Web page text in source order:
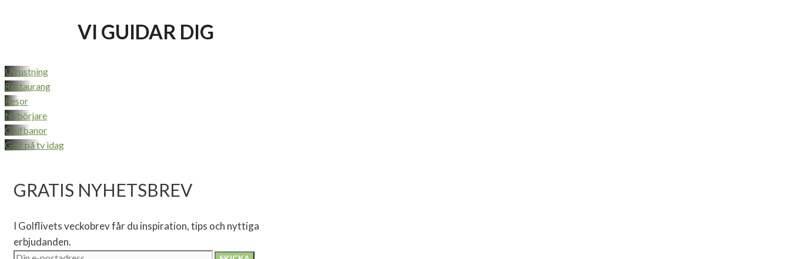
VI GUIDAR DIG
Utrustning
Restaurang
Resor
Nybörjare
Golfbanor
Golf på tv idag
GRATIS NYHETSBREV
I Golflivets veckobrev får du inspiration, tips och nyttiga
erbjudanden.